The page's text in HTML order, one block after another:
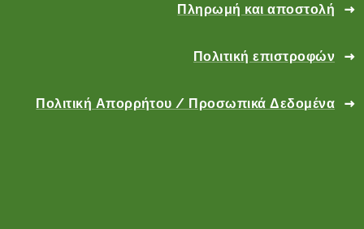
Πληρωμή και αποστολή
Πολιτική επιστροφών
Πολιτική Απορρήτου / Προσωπικά Δεδομένα